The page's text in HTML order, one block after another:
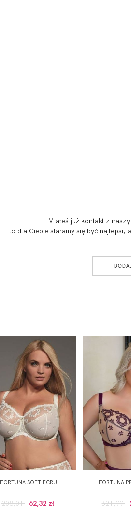
Miałeś już kontakt z
- to dla Ciebie staramy się być najlepsi,
FORTUNA SOFT ECRU
208,01 62,32 zł
FORTUNA
321,99